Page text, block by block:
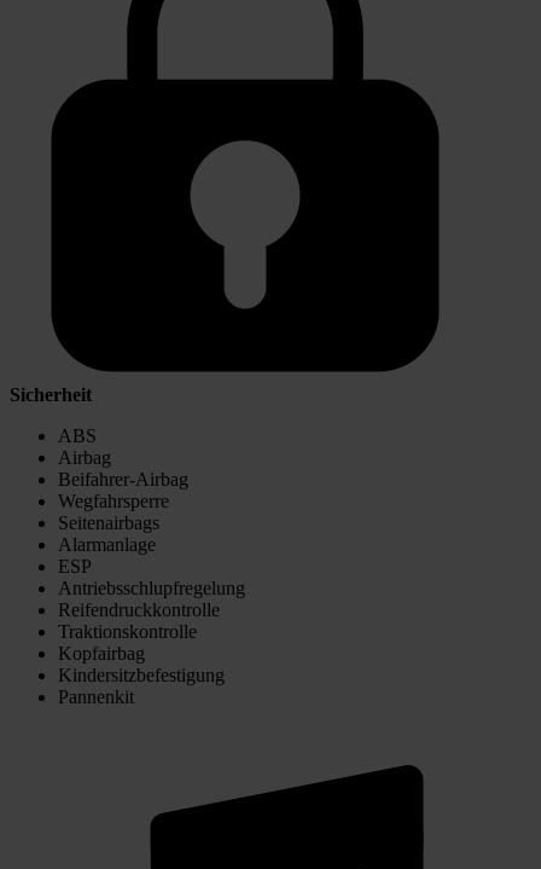
Sicherheit
ABS
Airbag
Beifahrer-Airbag
Wegfahrsperre
Seitenairbags
Alarmanlage
ESP
Antriebsschlupfregelung
Reifendruckkontrolle
Traktionskontrolle
Kopfairbag
Kindersitzbefestigung
Pannenkit